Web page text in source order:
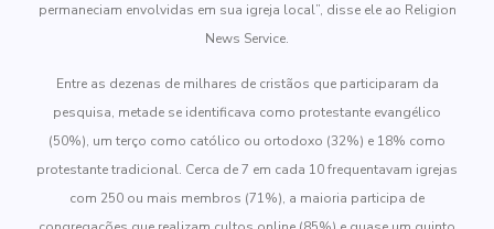
permaneciam envolvidas em sua igreja local”, disse ele ao Religion
News Service.
Entre as dezenas de milhares de cristãos que participaram da
pesquisa, metade se identificava como protestante evangélico
(50%), um terço como católico ou ortodoxo (32%) e 18% como
protestante tradicional. Cerca de 7 em cada 10 frequentavam igrejas
com 250 ou mais membros (71%), a maioria participa de